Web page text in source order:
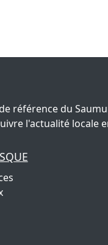
référence du
l'actualité locale